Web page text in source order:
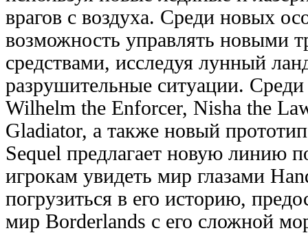
врагов с воздуха. Среди новых
возможность управлять новыми
средствами, исследуя лунный
разрушительные ситуации.
Wilhelm the Enforcer, Nisha the
Gladiator, а также новый
Sequel предлагает новую линию
игрокам увидеть мир глазами
погрузиться в его историю,
мир Borderlands с его сложной